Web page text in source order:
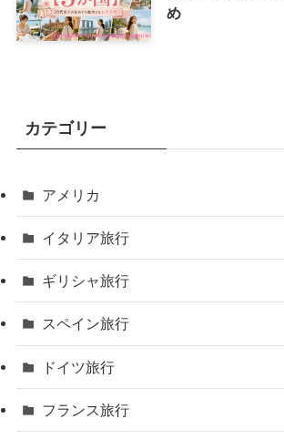
め
カテゴリー
アメリカ
イタリア旅行
ギリシャ旅行
スペイン旅行
ドイツ旅行
フランス旅行